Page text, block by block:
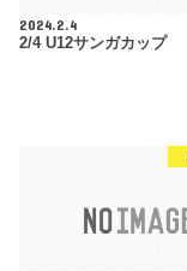
2024.2.4
2/4 U12サンガカップ